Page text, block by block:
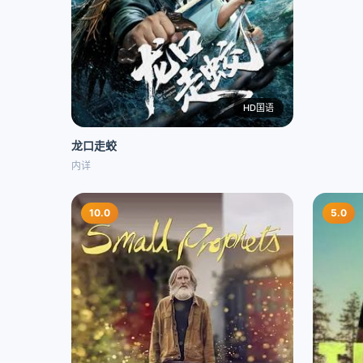
HD国语
龙口走蛟
内详
10.0 5.0